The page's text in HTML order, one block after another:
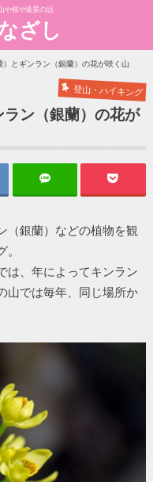
や桜や遠景の話
ざし
）とギンラン（銀蘭）の花が咲く山
登山・ハイキング
ン（銀蘭）の花が
（銀蘭）などの植物を観
は、年によってキンラン
山では毎年、同じ場所か